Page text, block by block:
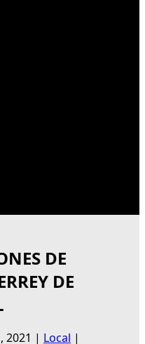
DE
DE
2021 | Local |